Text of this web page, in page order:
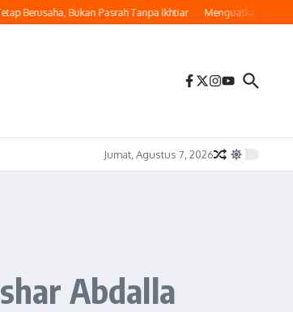
Bukan Pasrah Tanpa Ikhtiar Menguatkan Langkah di
Jumat, Agustus 7, 2026
Abdalla